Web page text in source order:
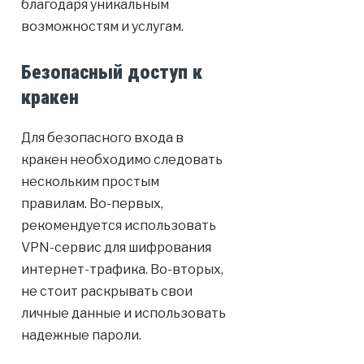
благодаря уникальным
возможностям и услугам.
Безопасный доступ к
кракен
Для безопасного входа в
кракен необходимо следовать
нескольким простым
правилам. Во-первых,
рекомендуется использовать
VPN-сервис для шифрования
интернет-трафика. Во-вторых,
не стоит раскрывать свои
личные данные и использовать
надежные пароли.